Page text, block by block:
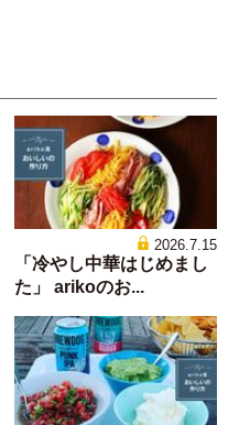
2026.7.15
「冷やし中華はじめまし
た」 arikoのお...